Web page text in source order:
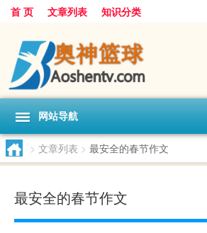
首 页 文章列表 知识分类
网站导航
> 文章列表 > 最安全的春节作文
最安全的春节作文